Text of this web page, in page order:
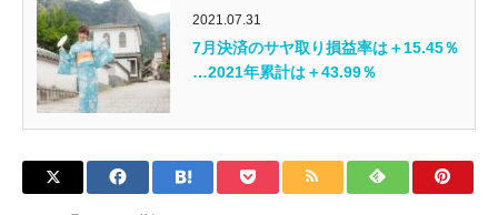
2021.07.31
7月決済のサヤ取り損益率は＋15.45％
…2021年累計は＋43.99％